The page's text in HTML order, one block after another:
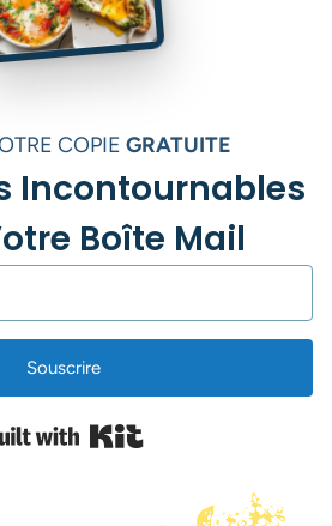
COPIE GRATUITE
Incontournables
Boîte Mail
Souscrire
Built with Kit